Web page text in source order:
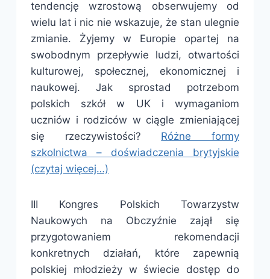
tendencję wzrostową obserwujemy od
wielu lat i nic nie wskazuje, że stan ulegnie
zmianie. Żyjemy w Europie opartej na
swobodnym przepływie ludzi, otwartości
kulturowej, społecznej, ekonomicznej i
naukowej. Jak sprostad potrzebom
polskich szkół w UK i wymaganiom
uczniów i rodziców w ciągle zmieniającej
się rzeczywistości? Różne formy
szkolnictwa – doświadczenia brytyjskie
(czytaj więcej…)
III Kongres Polskich Towarzystw
Naukowych na Obczyźnie zajął się
przygotowaniem rekomendacji
konkretnych działań, które zapewnią
polskiej młodzieży w świecie dostęp do